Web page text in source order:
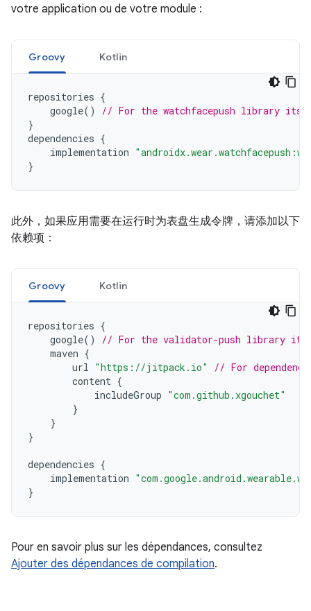
votre application ou de votre module :
Groovy Kotlin
repositories {
google()
// For the watchfacepush library
}
dependencies {
implementation
}
此外，如果应用需要在运行时为表盘生成令牌，请添加以下
依赖项：
Groovy Kotlin
repositories {
google()
// For the validator-push library
maven {
url "https://jitpack.io"
// For
content {
includeGroup "com.github.xgouchet"
}
}
}
dependencies {
implementation
}
Pour en savoir plus sur les dépendances, consultez
Ajouter des dépendances de compilation.